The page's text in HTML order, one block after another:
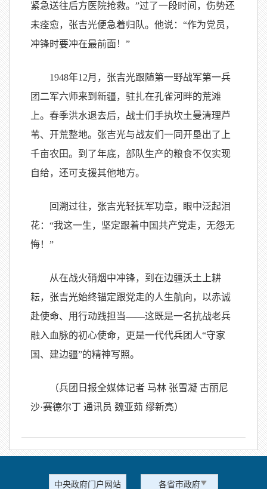
紧急送往后方医院抢救。”过了一段时间，伤势还
未痊愈，张吉光便急着归队。他说：“作为党员，
冲锋时要冲在最前面！”
1948年12月，张吉光跟随第一野战军第一兵
团二军六师来到新疆，驻扎在孔雀河畔的荒滩
上。春季洪水退去后，战士们手执坎土曼清理芦
苇、开荒整地。张吉光与战友们一同开垦出了上
千亩农田。到了年底，部队生产的粮食不仅实现
自给，还可支援其他地方。
回溯过往，张吉光轻抚军功章，眼中泛起泪
花：“我这一生，坚定跟着中国共产党走，无怨无
悔！”
从在战火硝烟中冲锋，到在边疆沃土上耕
耘，张吉光始终锚定跟党走的人生航向，以赤诚
赴使命、用行动践担当——这既是一名抗战老兵
融入血脉的初心使命，更是一代代兵团人“守家
国、建边疆”的精神写照。
（兵团日报全媒体记者 马林 张雪凝 古丽尼
沙·赛德尔丁 通讯员 魏亚茹 缪新亮）
中央政府门户网站 各省市政府